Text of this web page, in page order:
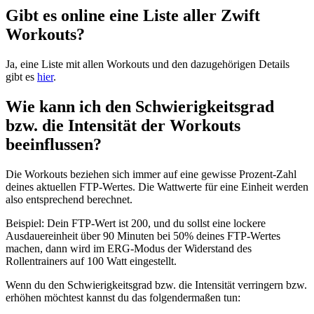
Gibt es online eine Liste aller Zwift
Workouts?
Ja, eine Liste mit allen Workouts und den dazugehörigen Details
gibt es hier.
Wie kann ich den Schwierigkeitsgrad
bzw. die Intensität der Workouts
beeinflussen?
Die Workouts beziehen sich immer auf eine gewisse Prozent-Zahl
deines aktuellen FTP-Wertes. Die Wattwerte für eine Einheit werden
also entsprechend berechnet.
Beispiel: Dein FTP-Wert ist 200, und du sollst eine lockere
Ausdauereinheit über 90 Minuten bei 50% deines FTP-Wertes
machen, dann wird im ERG-Modus der Widerstand des
Rollentrainers auf 100 Watt eingestellt.
Wenn du den Schwierigkeitsgrad bzw. die Intensität verringern bzw.
erhöhen möchtest kannst du das folgendermaßen tun: